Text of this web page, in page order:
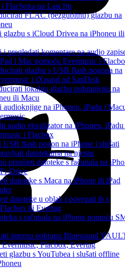
Flacboxa na Last.fm
FLAC (bezgubitnu) glazbu na
glazbu s iCloud Drivea na iPhoneu ili
pregledati komentare na audio
i Mac pomoću Evermusic i
glazbu s USB flash pogona na
i iXpand od SanDisk
lokalnu glazbu pohranjenu na
ili Macu
audioknjige na iPhoneu, iPadu i
audio ekvalizator na iPhoneu,
i Flacbox
flash pogon na iPhone i slušati
datotekama na njemu
prenijeti datoteke s računala na
Drive
datoteke s Maca na iPhone ili iPad
datoteke u oblak i povezati ih s
ili Evertag
s računala na iPhone pomoću
internu pohranu Bluesound
Flacbox, Evertag
glazbu s YouTubea i slušati offline